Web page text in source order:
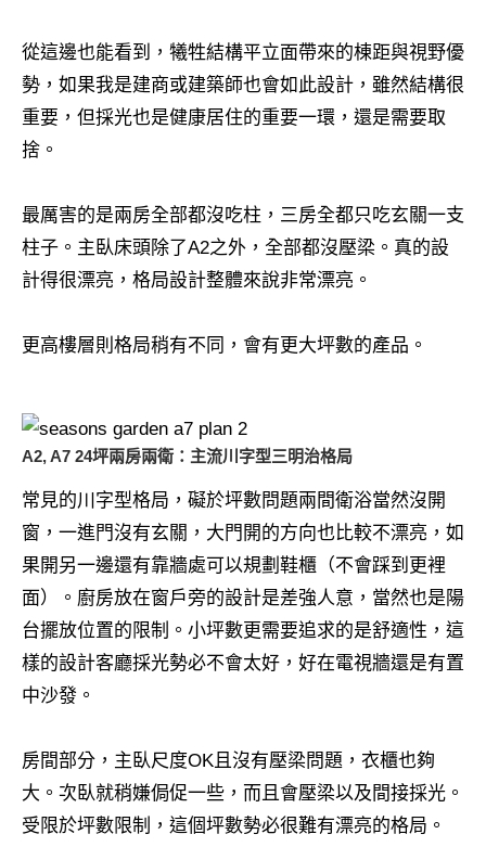
從這邊也能看到，犧牲結構平立面帶來的棟距與視野優
勢，如果我是建商或建築師也會如此設計，雖然結構很
重要，但採光也是健康居住的重要一環，還是需要取
捨。
最厲害的是兩房全部都沒吃柱，三房全都只吃玄關一支
柱子。主臥床頭除了A2之外，全部都沒壓梁。真的設
計得很漂亮，格局設計整體來說非常漂亮。
更高樓層則格局稍有不同，會有更大坪數的產品。
A2, A7 24坪兩房兩衛：主流川字型三明治格局
常見的川字型格局，礙於坪數問題兩間衛浴當然沒開
窗，一進門沒有玄關，大門開的方向也比較不漂亮，如
果開另一邊還有靠牆處可以規劃鞋櫃（不會踩到更裡
面）。廚房放在窗戶旁的設計是差強人意，當然也是陽
台擺放位置的限制。小坪數更需要追求的是舒適性，這
樣的設計客廳採光勢必不會太好，好在電視牆還是有置
中沙發。
房間部分，主臥尺度OK且沒有壓梁問題，衣櫃也夠
大。次臥就稍嫌侷促一些，而且會壓梁以及間接採光。
受限於坪數限制，這個坪數勢必很難有漂亮的格局。